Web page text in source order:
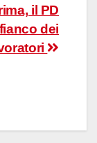
il PD
dei